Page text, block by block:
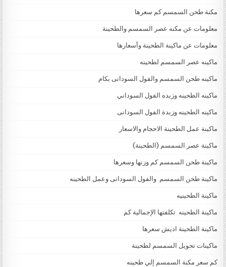
مكنة طحن السمسم كم سعرها
معلومات عن مكنه عصر السمسم والطحينة
معلومات عن ماكينة الطحينة وأسعارها
ماكينه عصر السمسم لطحينه
ماكينه طحن السمسم والفول السودانى بكام
ماكينه الطحينه وزبده الفول السوداني
ماكينه الطحينه وزبدة الفول السودانى
ماكينة عمل الطحينة الاحجام والاسعار
ماكينة عصر السمسم (الطحينة)
ماكينة طحن السمسم كم وزنها وسعرها
ماكينة طحن السمسم والفول السودانى وعمل الطحينه
ماكينة الطحينيه
ماكينة الطحينه تكلفتها الإجمالية كم
ماكينة الطحينة اديش سعرها
ماكينات تحويل السمسم لطحينة
كم سعر مكنة السمسم إلي طحينه